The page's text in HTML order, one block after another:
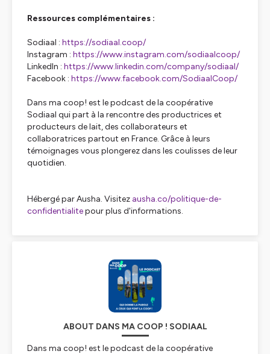
Ressources complémentaires :
Sodiaal : https://sodiaal.coop/
Instagram : https://www.instagram.com/sodiaalcoop/
LinkedIn : https://www.linkedin.com/company/sodiaal/
Facebook : https://www.facebook.com/SodiaalCoop/
Dans ma coop! est le podcast de la coopérative
Sodiaal qui part à la rencontre des productrices et
producteurs de lait, des collaborateurs et
collaboratrices partout en France. Grâce à leurs
témoignages vous plongerez dans les coulisses de leur
quotidien.
Hébergé par Ausha. Visitez ausha.co/politique-de-
confidentialitepour plus d'informations.
ABOUT DANS MA COOP ! SODIAAL
Dans ma coop! est le podcast de la coopérative